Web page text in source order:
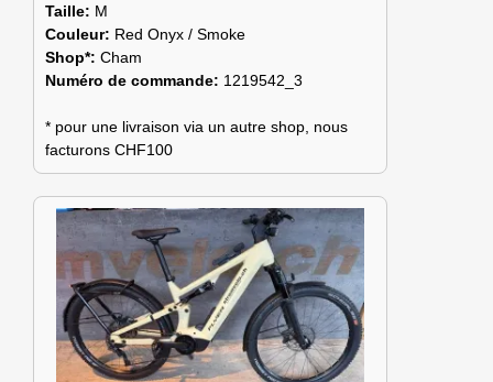
Taille: M
Couleur: Red Onyx / Smoke
Shop*: Cham
Numéro de commande: 1219542_3
* pour une livraison via un autre shop, nous
facturons CHF100